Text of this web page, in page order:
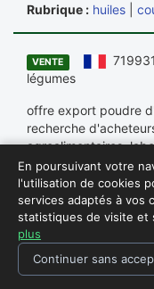
Rubrique : huiles
VENTE 719931
légumes
offre export poudre
recherche
agroalimentaires,
compléments
poudre d'avocat
partir d'avocats
et déshydratés
préserver leurs
Profil :Producteur /
En poursuivant votre
l'utilisation de cookies
services adaptés à vos
statistiques de visite et
plus
Continuer sans